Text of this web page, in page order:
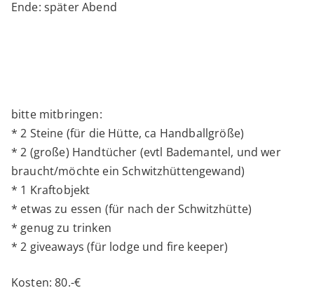
Ende: später Abend
bitte mitbringen:
* 2 Steine (für die Hütte, ca Handballgröße)
* 2 (große) Handtücher (evtl Bademantel, und wer
braucht/möchte ein Schwitzhüttengewand)
* 1 Kraftobjekt
* etwas zu essen (für nach der Schwitzhütte)
* genug zu trinken
* 2 giveaways (für lodge und fire keeper)
Kosten: 80.-€